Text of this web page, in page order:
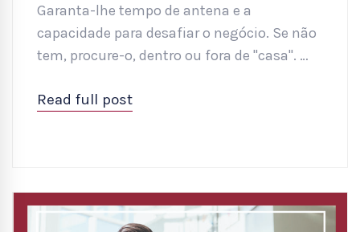
Garanta-lhe tempo de antena e a
capacidade para desafiar o negócio. Se não
tem, procure-o, dentro ou fora de "casa". …
Read full post